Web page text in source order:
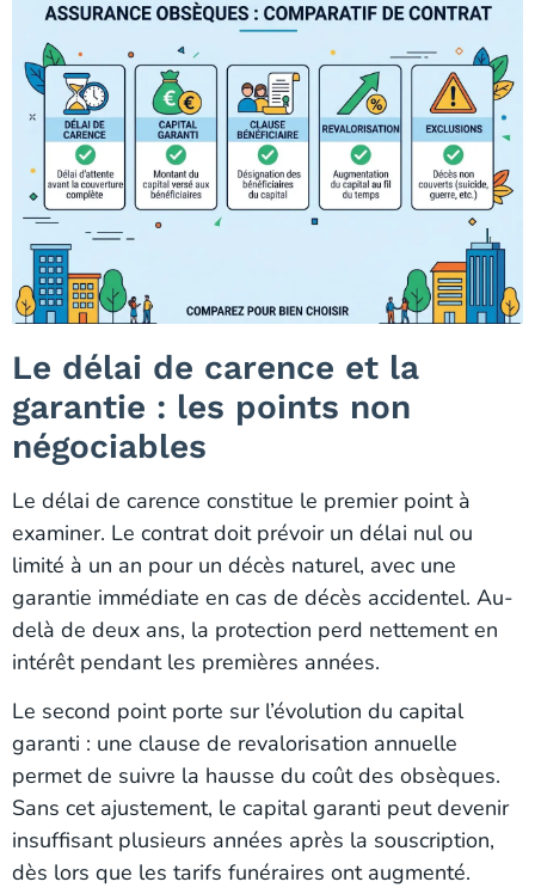
Le délai de carence et la
garantie : les points non
négociables
Le délai de carence constitue le premier point à
examiner. Le contrat doit prévoir un délai nul ou
limité à un an pour un décès naturel, avec une
garantie immédiate en cas de décès accidentel. Au-
delà de deux ans, la protection perd nettement en
intérêt pendant les premières années.
Le second point porte sur l’évolution du capital
garanti : une clause de revalorisation annuelle
permet de suivre la hausse du coût des obsèques.
Sans cet ajustement, le capital garanti peut devenir
insuffisant plusieurs années après la souscription,
dès lors que les tarifs funéraires ont augmenté.